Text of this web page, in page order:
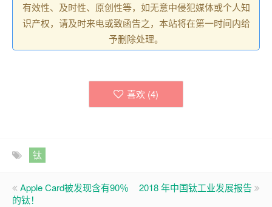
有效性、及时性、原创性等，如无意中侵犯媒体或个人知
识产权，请及时来电或致函告之，本站将在第一时间内给
予删除处理。
喜欢 (4)
钛
Apple Card被发现含有90％
的钛！
2018 年中国钛工业发展报告